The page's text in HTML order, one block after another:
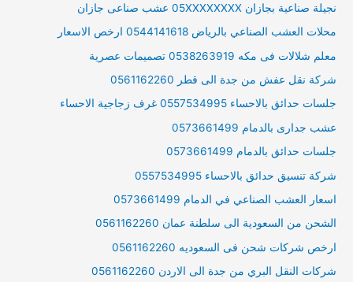
نجيلة صناعية بجازان 05XXXXXXXX عشب صناعى جازان
محلات العشب الصناعي بالرياض 0544141618 ارخص الاسعار
معلم شلالات فى مكه 0538263919 تصميمات عصرية
شركة نقل عفش من جدة الى قطر 0561162260
جلسات حدائق بالاحساء 0557534995 غرف زجاجية الاحساء
عشب جدارى بالدمام 0573661499
جلسات حدائق بالدمام 0573661499
شركة تنسيق حدائق بالاحساء 0557534995
اسعار العشب الصناعي في الدمام 0573661499
الشحن من السعودية الى سلطنة عمان 0561162260
ارخص شركات شحن فى السعوديه 0561162260
شركات النقل البري من جدة الى الاردن 0561162260